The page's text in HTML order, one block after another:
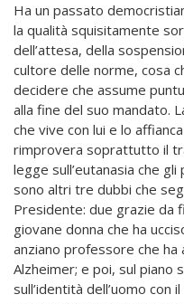
Ha un passato
la qualità squisitamente
dell’attesa, della
cultore delle norme, cosa
decidere che assume
alla fine del suo mandato.
che vive con lui e lo
rimprovera soprattutto il
legge sull’eutanasia che
sono altri tre dubbi che
Presidente: due grazie da
giovane donna che ha
anziano professore che ha
Alzheimer; e poi, sul
sull’identità dell’uomo con